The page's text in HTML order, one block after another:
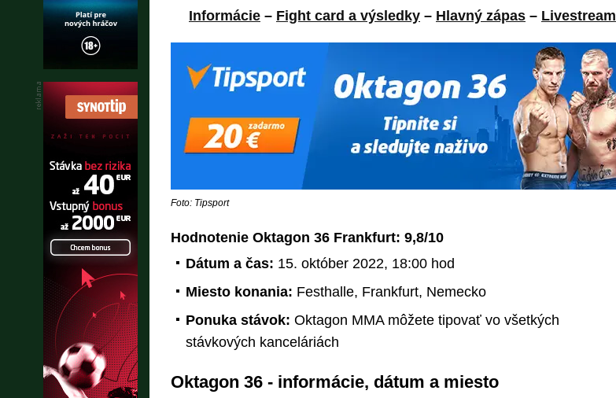
Informácie – Fight card a výsledky – Hlavný zápas – Livestream
Foto: Tipsport
Hodnotenie Oktagon 36 Frankfurt: 9,8/10
Dátum a čas: 15. október 2022, 18:00 hod
Miesto konania: Festhalle, Frankfurt, Nemecko
Ponuka stávok: Oktagon MMA môžete tipovať vo všetkých
stávkových kanceláriách
Oktagon 36 - informácie, dátum a miesto